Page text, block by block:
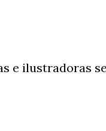
e ilustradoras